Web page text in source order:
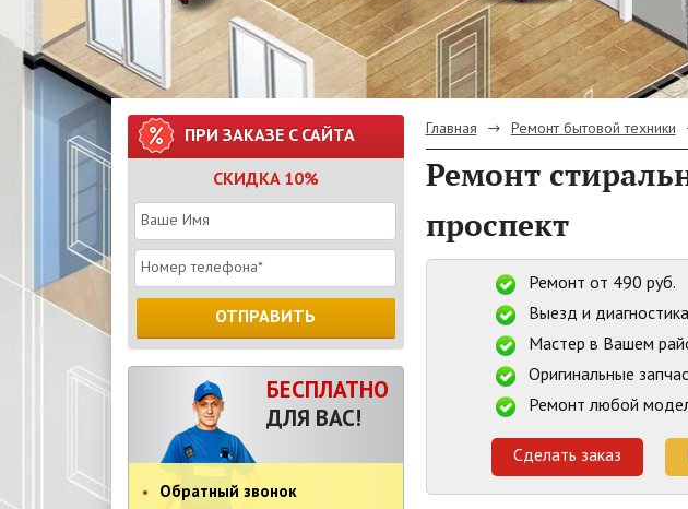
ПРИ ЗАКАЗЕ С САЙТА
СКИДКА 10%
ОТПРАВИТЬ
БЕСПЛАТНО
ДЛЯ ВАС!
Обратный звонок
Главная Ремонт бытовой техники
Ремонт
проспект
Ремонт от 490 руб.
Выезд и
Мастер в Вашем
Оригинальные
Ремонт любой
Сделать заказ